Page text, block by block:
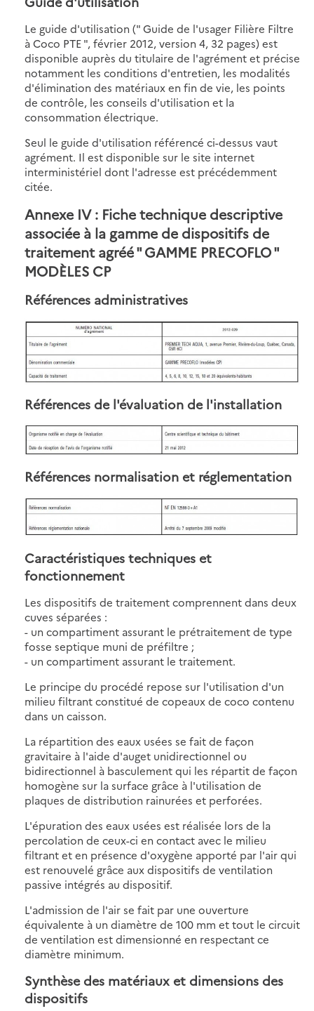
Le guide d'utilisation (" Guide de l'usager Filière Filtre
à Coco PTE ", février 2012, version 4, 32 pages) est
disponible auprès du titulaire de l'agrément et précise
notamment les conditions d'entretien, les modalités
d'élimination des matériaux en fin de vie, les points
de contrôle, les conseils d'utilisation et la
consommation électrique.
Seul le guide d'utilisation référencé ci-dessus vaut
agrément. Il est disponible sur le site internet
interministériel dont l'adresse est précédemment
citée.
Annexe IV : Fiche technique descriptive
associée à la gamme de dispositifs de
traitement agréé " GAMME PRECOFLO "
MODÈLES CP
Références administratives
Références de l'évaluation de l'installation
Références normalisation et réglementation
Caractéristiques techniques et
fonctionnement
Les dispositifs de traitement comprennent dans deux
cuves séparées :
- un compartiment assurant le prétraitement de type
fosse septique muni de préfiltre ;
- un compartiment assurant le traitement.
Le principe du procédé repose sur l'utilisation d'un
milieu filtrant constitué de copeaux de coco contenu
dans un caisson.
La répartition des eaux usées se fait de façon
gravitaire à l'aide d'auget unidirectionnel ou
bidirectionnel à basculement qui les répartit de façon
homogène sur la surface grâce à l'utilisation de
plaques de distribution rainurées et perforées.
L'épuration des eaux usées est réalisée lors de la
percolation de ceux-ci en contact avec le milieu
filtrant et en présence d'oxygène apporté par l'air qui
est renouvelé grâce aux dispositifs de ventilation
passive intégrés au dispositif.
L'admission de l'air se fait par une ouverture
équivalente à un diamètre de 100 mm et tout le circuit
de ventilation est dimensionné en respectant ce
diamètre minimum.
Synthèse des matériaux et dimensions des
dispositifs